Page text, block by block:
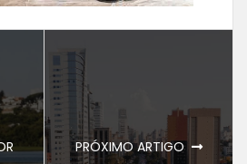
PRÓXIMO ARTIGO